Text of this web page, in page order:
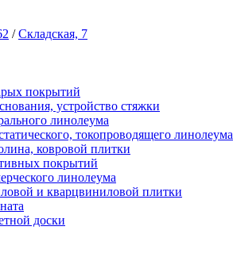
/Складская, 7
покрытий
устройство стяжки
линолеума
токопроводящего линолеума
ковровой плитки
покрытий
линолеума
и кварцвиниловой плитки
доски